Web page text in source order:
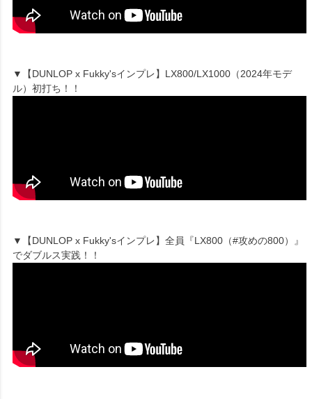
▼【DUNLOP x Fukky'sインプレ】LX800/LX1000（2024年モデ
ル）初打ち！！
▼【DUNLOP x Fukky'sインプレ】全員『LX800（#攻めの800）』
でダブルス実践！！